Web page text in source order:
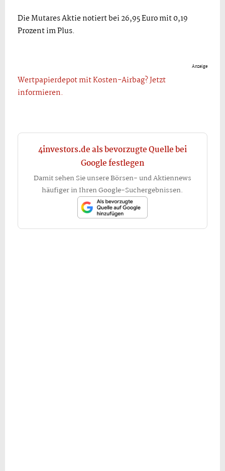
Die Mutares Aktie notiert bei 26,95 Euro mit 0,19
Prozent im Plus.
Anzeige
Wertpapierdepot mit Kosten-Airbag? Jetzt
informieren.
4investors.de als bevorzugte Quelle bei
Google festlegen
Damit sehen Sie unsere Börsen- und Aktiennews
häufiger in Ihren Google-Suchergebnissen.